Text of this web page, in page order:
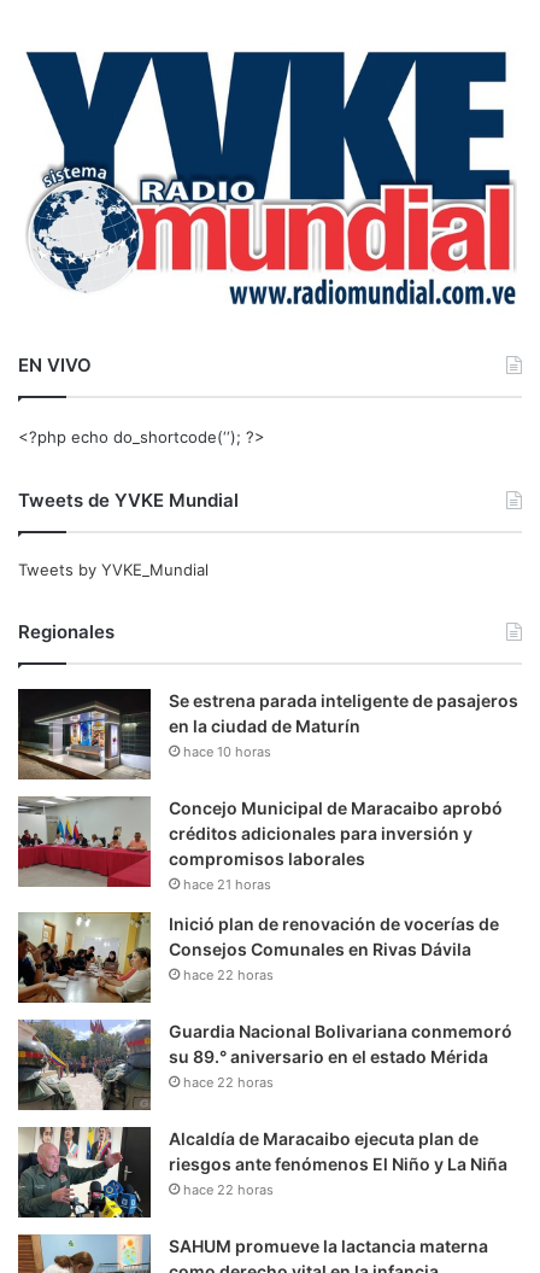
a
EN VIVO
<?php echo do_shortcode(‘‘); ?>
Tweets de YVKE Mundial
Tweets by YVKE_Mundial
Regionales
Se estrena parada inteligente de pasajeros
en la ciudad de Maturín
hace 10 horas
Concejo Municipal de Maracaibo aprobó
créditos adicionales para inversión y
compromisos laborales
hace 21 horas
Inició plan de renovación de vocerías de
Consejos Comunales en Rivas Dávila
hace 22 horas
Guardia Nacional Bolivariana conmemoró
su 89.° aniversario en el estado Mérida
hace 22 horas
Alcaldía de Maracaibo ejecuta plan de
riesgos ante fenómenos El Niño y La Niña
hace 22 horas
SAHUM promueve la lactancia materna